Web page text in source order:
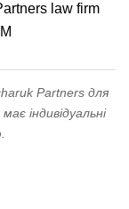
law firm
Partners для
індивідуальні